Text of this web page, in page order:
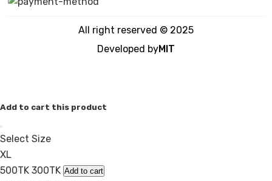
All right reserved © 2025
Developed byMIT
Add to cart this product
Select Size
XL
500TK 300TK Add to cart